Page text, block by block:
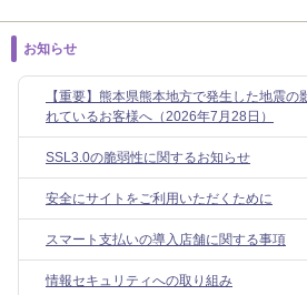
お知らせ
【重要】熊本県熊本地方で発生した地震の
れているお客様へ（2026年7月28日）
SSL3.0の脆弱性に関するお知らせ
安全にサイトをご利用いただくために
スマート支払いの導入店舗に関する事項
情報セキュリティへの取り組み